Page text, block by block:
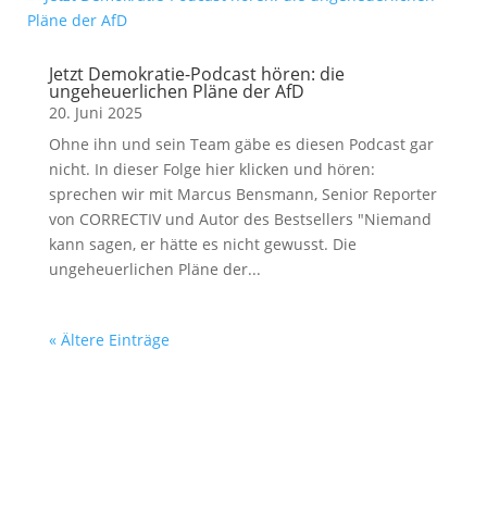
Jetzt Demokratie-Podcast hören: die
ungeheuerlichen Pläne der AfD
20. Juni 2025
Ohne ihn und sein Team gäbe es diesen Podcast gar
nicht. In dieser Folge hier klicken und hören:
sprechen wir mit Marcus Bensmann, Senior Reporter
von CORRECTIV und Autor des Bestsellers "Niemand
kann sagen, er hätte es nicht gewusst. Die
ungeheuerlichen Pläne der...
« Ältere Einträge